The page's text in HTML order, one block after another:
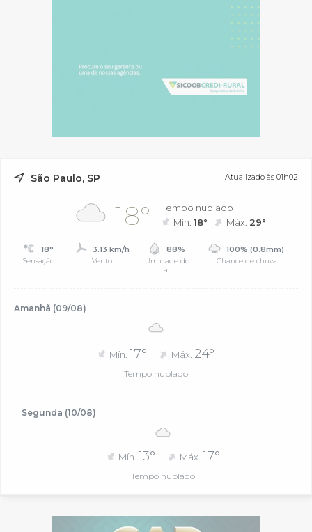
São Paulo, SP Atualizado às 01h02
18°
Tempo nublado
Mín.18° Máx. 29°
18°
Sensação
3.13 km/h
Vento
88%
Umidade do
ar
100% (0.8mm)
Chance de chuva
Amanhã (09/08)
Mín. 17° Máx. 24°
Tempo nublado
Segunda (10/08)
Mín. 13° Máx. 17°
Tempo nublado